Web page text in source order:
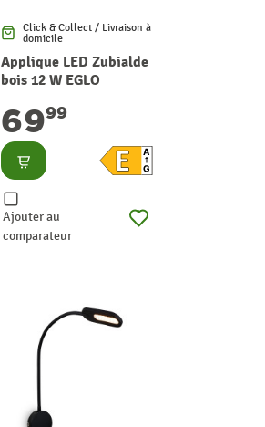
Click & Collect / Livraison à
domicile
Applique LED Zubialde
bois 12 W EGLO
6999
Consulter
Ajouter au
comparateur